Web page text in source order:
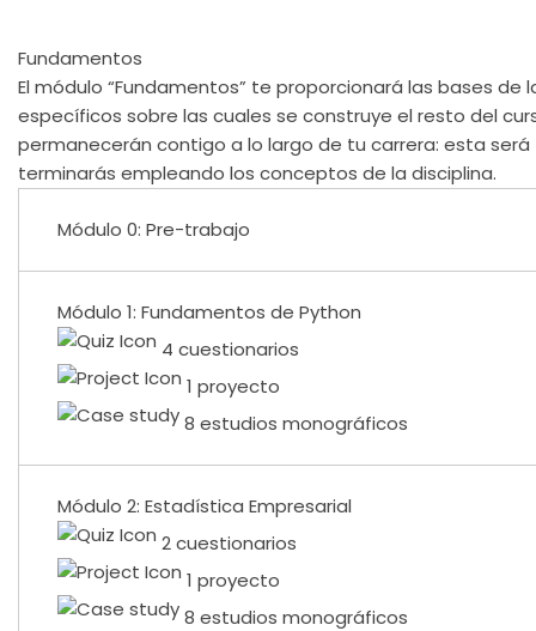
Fundamentos
El módulo “Fundamentos” te proporcionará las bases
específicos sobre las cuales se construye el resto del
permanecerán contigo a lo largo de tu carrera: esta
terminarás empleando los conceptos de la disciplina.
Módulo 0: Pre-trabajo
Módulo 1: Fundamentos de Python
4 cuestionarios
1 proyecto
8 estudios monográficos
Módulo 2: Estadística Empresarial
2 cuestionarios
1 proyecto
8 estudios monográficos